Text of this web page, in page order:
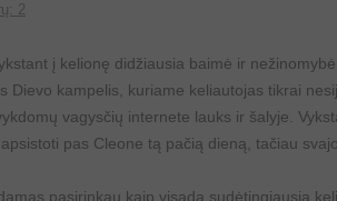
2
į kelionę didžiausia baimė ir
Dievo kampelis, kuriame keliautojas tikrai
vagysčių internete lauks ir šalyje.
pas Cleone tą pačią dieną, tačiau
pasirinkau kaip visada sudėtingiausią